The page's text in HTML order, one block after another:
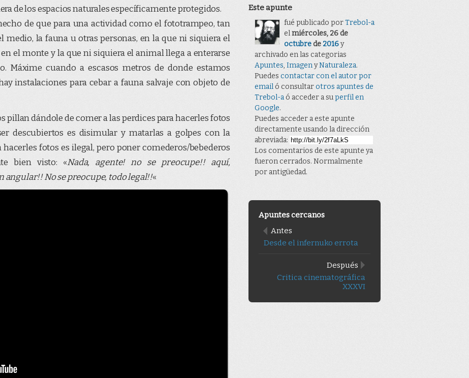
de los espacios naturales específicamente protegidos.
de que para una actividad como el fototrampeo, tan
la fauna u otras personas, en la que ni siquiera el
el monte y la que ni siquiera el animal llega a enterarse
Máxime cuando a escasos metros de donde estamos
instalaciones para cebar a fauna salvaje con objeto de
pillan dándole de comer a las perdices para hacerles fotos
descubiertos es disimular y matarlas a golpes con la
fotos es ilegal, pero poner comederos/bebederos
bien visto: «Nada, agente! no se preocupe!! aquí,
angular!! No se preocupe, todo legal!!«
Este apunte
fué publicado porTrebol-a
elmiércoles, 26 de
octubrede 2016y
archivado en las categorias
Apuntes, ImagenyNaturaleza.
Puedes contactar con el autor por
emailó consultarotros apuntes de
Trebol-aó acceder a superfil en
Google.
Puedes acceder a este apunte
directamente usando la dirección
abreviada:
Los comentarios de este apunte ya
fueron cerrados. Normalmente
por antigüedad.
Apuntes cercanos
Antes
Desde el infernuko errota
Después
Critica cinematográfica
XXXVI